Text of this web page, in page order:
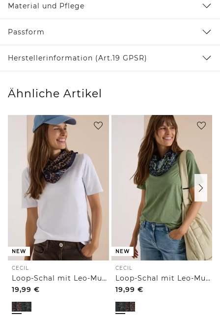
Material und Pflege
Passform
Herstellerinformation (Art.19 GPSR)
Ähnliche Artikel
NEW
CECIL
Loop-Schal mit Leo-Muster
19,99 €
NEW
CECIL
Loop-Schal mit Leo-Muster
19,99 €